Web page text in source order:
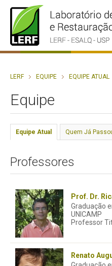
LERF EQUIPE EQUIPE ATUAL
Equipe
Equipe Atual Quem Já
Professores
Prof. Dr.
Graduação
UNICAMP
Professor
Renato